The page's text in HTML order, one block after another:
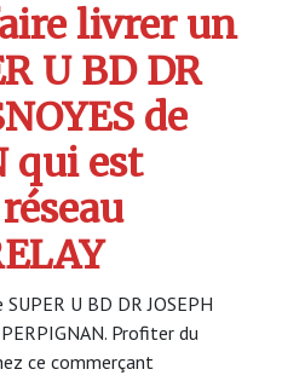
livrer un
U BD DR
de
qui est
U BD DR JOSEPH
Profiter du
ce commerçant